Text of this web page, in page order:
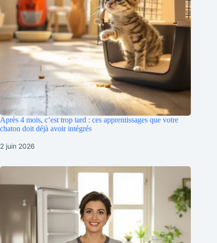
Après 4 mois, c’est trop tard : ces apprentissages que votre
chaton doit déjà avoir intégrés
2 juin 2026